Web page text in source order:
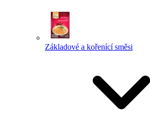
Základové a kořenící směsi